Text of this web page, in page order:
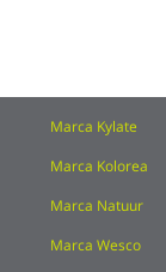
Marca Kylate
Marca Kolorea
Marca Natuur
Marca Wesco